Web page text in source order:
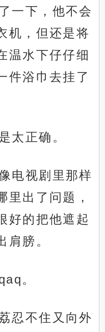
一下，他不会
机，但还是将
温水下仔仔细
件浴巾去挂了
太正确。
电视剧里那样
里出了问题，
好的把他遮起
肩膀。
。
忍不住又向外